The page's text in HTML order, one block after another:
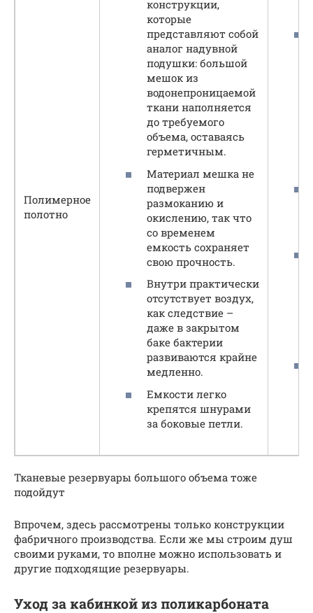
Полимерное
полотно
конструкции,
которые
представляют собой
аналог надувной
подушки: большой
мешок из
водонепроницаемой
ткани наполняется
до требуемого
объема, оставаясь
герметичным.
Материал мешка не
подвержен
размоканию и
окислению, так что
со временем
емкость сохраняет
свою прочность.
Внутри практически
отсутствует воздух,
как следствие –
даже в закрытом
баке бактерии
развиваются крайне
медленно.
Емкости легко
крепятся шнурами
за боковые петли.
Тканевые резервуары большого объема тоже
подойдут
Впрочем, здесь рассмотрены только конструкции
фабричного производства. Если же мы строим душ
своими руками, то вполне можно использовать и
другие подходящие резервуары.
Уход за кабинкой из поликарбоната